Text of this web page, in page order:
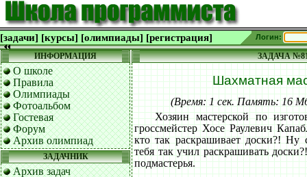
[задачи] [курсы] [олимпиады] [регистрация] Логин:
ИНФОРМАЦИЯ
О школе
Правила
Олимпиады
Фотоальбом
Гостевая
Форум
Архив олимпиад
ЗАДАЧНИК
Архив задач
ЗАДАЧА
Шахматная
(Время: 1 сек. Память: 16
Хозяин мастерской по
гроссмейстер Хосе Раулевич
кто так раскрашивает доски?!
тебя так учил раскрашивать
подмастерья.